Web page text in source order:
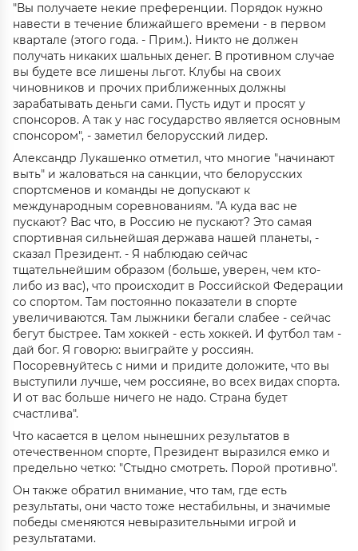
"Вы получаете некие преференции. Порядок нужно
навести в течение ближайшего времени - в первом
квартале (этого года. - Прим.). Никто не должен
получать никаких шальных денег. В противном случае
вы будете все лишены льгот. Клубы на своих
чиновников и прочих приближенных должны
зарабатывать деньги сами. Пусть идут и просят у
спонсоров. А так у нас государство является основным
спонсором", - заметил белорусский лидер.
Александр Лукашенко отметил, что многие "начинают
выть" и жаловаться на санкции, что белорусских
спортсменов и команды не допускают к
международным соревнованиям. "А куда вас не
пускают? Вас что, в Россию не пускают? Это самая
спортивная сильнейшая держава нашей планеты, -
сказал Президент. - Я наблюдаю сейчас
тщательнейшим образом (больше, уверен, чем кто-
либо из вас), что происходит в Российской Федерации
со спортом. Там постоянно показатели в спорте
увеличиваются. Там лыжники бегали слабее - сейчас
бегут быстрее. Там хоккей - есть хоккей. И футбол там -
дай бог. Я говорю: выиграйте у россиян.
Посоревнуйтесь с ними и придите доложите, что вы
выступили лучше, чем россияне, во всех видах спорта.
И от вас больше ничего не надо. Страна будет
счастлива".
Что касается в целом нынешних результатов в
отечественном спорте, Президент выразился емко и
предельно четко: "Стыдно смотреть. Порой противно".
Он также обратил внимание, что там, где есть
результаты, они часто тоже нестабильны, и значимые
победы сменяются невыразительными игрой и
результатами.